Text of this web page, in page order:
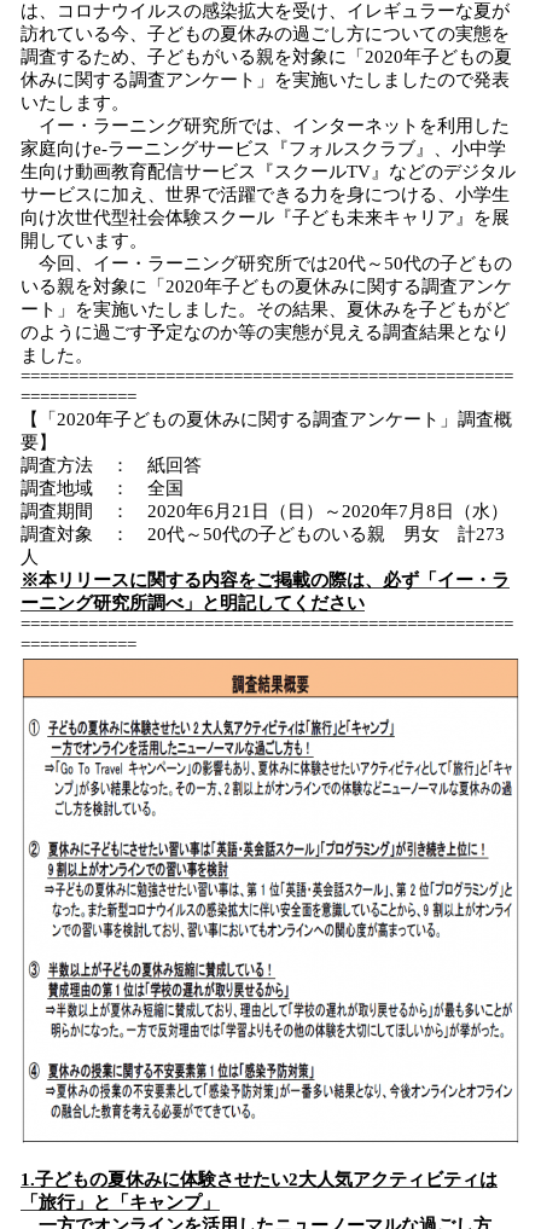
読
み
込
み
中
で
す
は、コロナウイルスの感染拡大を受け、イレギュラーな夏が
訪れている今、子どもの夏休みの過ごし方についての実態を
調査するため、子どもがいる親を対象に「2020年子どもの夏
休みに関する調査アンケート」を実施いたしましたので発表
いたします。
イー・ラーニング研究所では、インターネットを利用した
家庭向けe-ラーニングサービス『フォルスクラブ』、小中学
生向け動画教育配信サービス『スクールTV』などのデジタル
サービスに加え、世界で活躍できる力を身につける、小学生
向け次世代型社会体験スクール『子ども未来キャリア』を展
開しています。
今回、イー・ラーニング研究所では20代～50代の子どもの
いる親を対象に「2020年子どもの夏休みに関する調査アンケ
ート」を実施いたしました。その結果、夏休みを子どもがど
のように過ごす予定なのか等の実態が見える調査結果となり
ました。
===================================================
============
【「2020年子どもの夏休みに関する調査アンケート」調査概
要】
調査方法 ： 紙回答
調査地域 ： 全国
調査期間 ： 2020年6月21日（日）～2020年7月8日（水）
調査対象 ： 20代～50代の子どものいる親 男女 計273
人
※本リリースに関する内容をご掲載の際は、必ず「イー・ラ
ーニング研究所調べ」と明記してください
===================================================
============
1.子どもの夏休みに体験させたい2大人気アクティビティは
「旅行」と「キャンプ」